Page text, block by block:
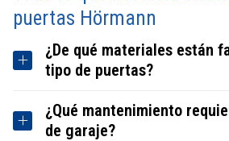
puertas Hörmann
¿De qué materiales están
tipo de puertas?
¿Qué mantenimiento
de garaje?